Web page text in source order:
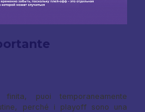
puoi temporaneamente
perché i playoff sono una